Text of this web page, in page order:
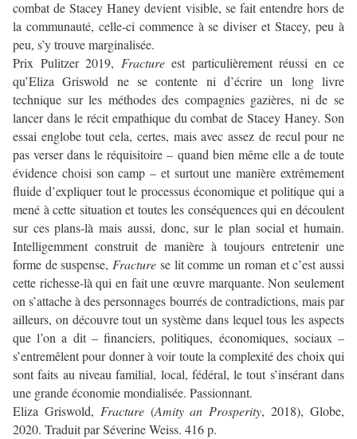
combat de Stacey Haney devient visible, se fait entendre hors de
la communauté, celle-ci commence à se diviser et Stacey, peu à
peu, s’y trouve marginalisée.
Prix Pulitzer 2019, Fractureest particulièrement réussi en ce
qu’Eliza Griswold ne se contente ni d’écrire un long livre
technique sur les méthodes des compagnies gazières, ni de se
lancer dans le récit empathique du combat de Stacey Haney. Son
essai englobe tout cela, certes, mais avec assez de recul pour ne
pas verser dans le réquisitoire – quand bien même elle a de toute
évidence choisi son camp – et surtout une manière extrêmement
fluide d’expliquer tout le processus économique et politique qui a
mené à cette situation et toutes les conséquences qui en découlent
sur ces plans-là mais aussi, donc, sur le plan social et humain.
Intelligemment construit de manière à toujours entretenir une
forme de suspense, Fracture se lit comme un roman et c’est aussi
cette richesse-là qui en fait une œuvre marquante. Non seulement
on s’attache à des personnages bourrés de contradictions, mais par
ailleurs, on découvre tout un système dans lequel tous les aspects
que l’on a dit – financiers, politiques, économiques, sociaux –
s’entremêlent pour donner à voir toute la complexité des choix qui
sont faits au niveau familial, local, fédéral, le tout s’insérant dans
une grande économie mondialisée. Passionnant.
Eliza Griswold, Fracture(Amity an Prosperity, 2018), Globe,
2020. Traduit par Séverine Weiss. 416 p.